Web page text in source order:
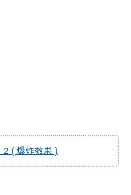
2 ( 爆炸效果 )